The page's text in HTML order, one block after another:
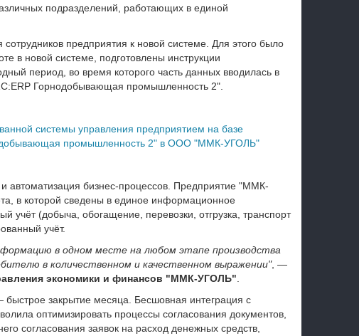
подразделений, работающих в единой
предприятия к новой системе. Для этого было
в новой системе, подготовлены инструкции
период, во время которого часть данных вводилась в
Горнодобывающая промышленность 2".
системы управления предприятием на базе
промышленность 2" в ООО "ММК-УГОЛЬ"
автоматизация бизнес-процессов. Предприятие "ММК-
в которой сведены в единое информационное
учёт (добыча, обогащение, перевозки, отгрузка, транспорт
учёт.
в одном месте на любом этапе производства
в количественном и качественном выражении", —
экономики и финансов "ММК-УГОЛЬ"
быстрое закрытие месяца. Бесшовная интеграция с
оптимизировать процессы согласования документов,
согласования заявок на расход денежных средств,